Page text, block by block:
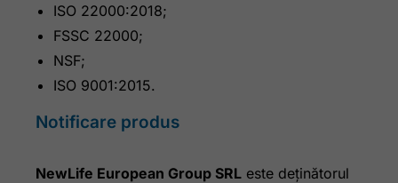
ISO 22000:2018;
FSSC 22000;
NSF;
ISO 9001:2015.
Notificare produs
NewLife European Group SRL este deținătorul